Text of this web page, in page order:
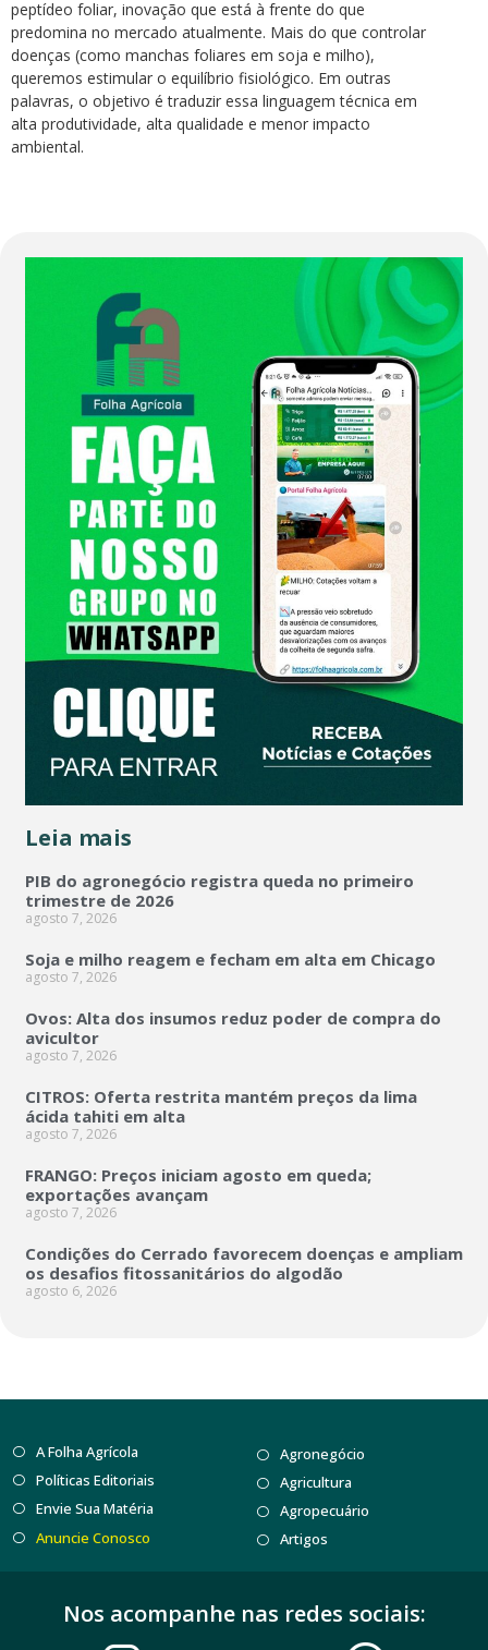
peptídeo foliar, inovação que está à frente do que
predomina no mercado atualmente. Mais do que controlar
doenças (como manchas foliares em soja e milho),
queremos estimular o equilíbrio fisiológico. Em outras
palavras, o objetivo é traduzir essa linguagem técnica em
alta produtividade, alta qualidade e menor impacto
ambiental.
Leia mais
PIB do agronegócio registra queda no primeiro
trimestre de 2026
agosto 7, 2026
Soja e milho reagem e fecham em alta em Chicago
agosto 7, 2026
Ovos: Alta dos insumos reduz poder de compra do
avicultor
agosto 7, 2026
CITROS: Oferta restrita mantém preços da lima
ácida tahiti em alta
agosto 7, 2026
FRANGO: Preços iniciam agosto em queda;
exportações avançam
agosto 7, 2026
Condições do Cerrado favorecem doenças e ampliam
os desafios fitossanitários do algodão
agosto 6, 2026
A Folha Agrícola
Políticas Editoriais
Envie Sua Matéria
Anuncie Conosco
Agronegócio
Agricultura
Agropecuário
Artigos
Nos acompanhe nas redes sociais: